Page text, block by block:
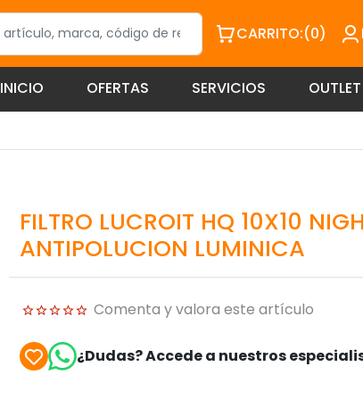
CARRITO:(0)
INICIO OFERTAS SERVICIOS OUTLET
FILTRO LUCROIT HQ 10X10
ANTIPOLUCION LUMINICA
Comenta y valora este artículo
¿Dudas? Accede a nuestros